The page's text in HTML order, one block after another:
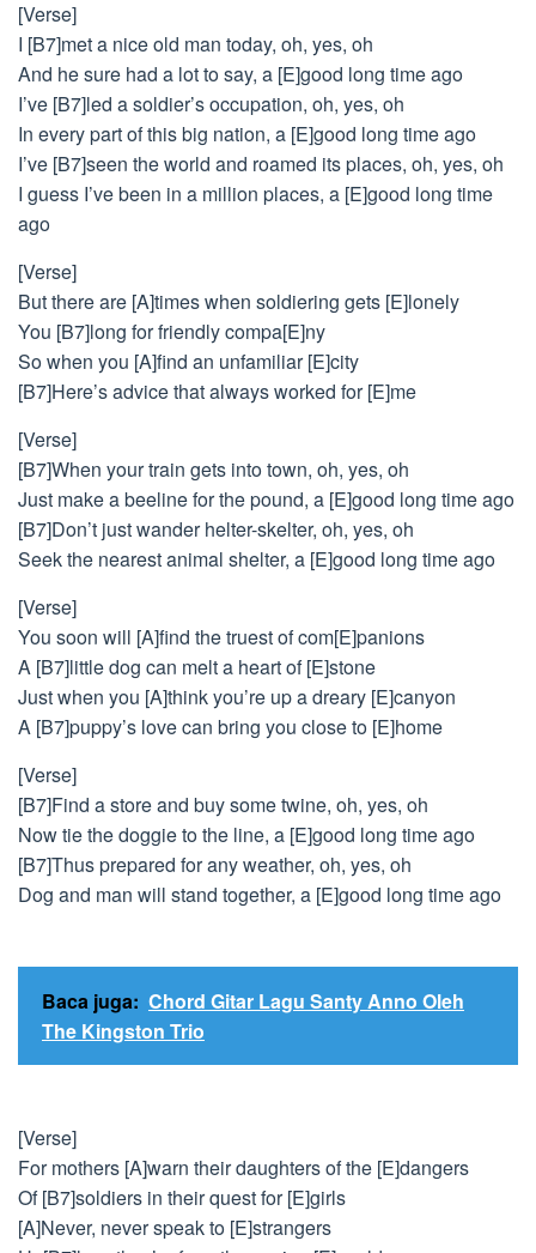
[Verse]
I [B7]met a nice old man today, oh, yes, oh
And he sure had a lot to say, a [E]good long time ago
I’ve [B7]led a soldier’s occupation, oh, yes, oh
In every part of this big nation, a [E]good long time ago
I’ve [B7]seen the world and roamed its places, oh, yes, oh
I guess I’ve been in a million places, a [E]good long time
ago
[Verse]
But there are [A]times when soldiering gets [E]lonely
You [B7]long for friendly compa[E]ny
So when you [A]find an unfamiliar [E]city
[B7]Here’s advice that always worked for [E]me
[Verse]
[B7]When your train gets into town, oh, yes, oh
Just make a beeline for the pound, a [E]good long time ago
[B7]Don’t just wander helter-skelter, oh, yes, oh
Seek the nearest animal shelter, a [E]good long time ago
[Verse]
You soon will [A]find the truest of com[E]panions
A [B7]little dog can melt a heart of [E]stone
Just when you [A]think you’re up a dreary [E]canyon
A [B7]puppy’s love can bring you close to [E]home
[Verse]
[B7]Find a store and buy some twine, oh, yes, oh
Now tie the doggie to the line, a [E]good long time ago
[B7]Thus prepared for any weather, oh, yes, oh
Dog and man will stand together, a [E]good long time ago
Baca juga: Chord Gitar Lagu Santy Anno Oleh
The Kingston Trio
[Verse]
For mothers [A]warn their daughters of the [E]dangers
Of [B7]soldiers in their quest for [E]girls
[A]Never, never speak to [E]strangers